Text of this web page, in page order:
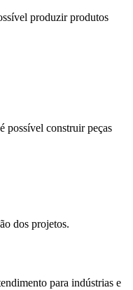
produzir produtos
possível construir peças
dos projetos.
para indústrias e